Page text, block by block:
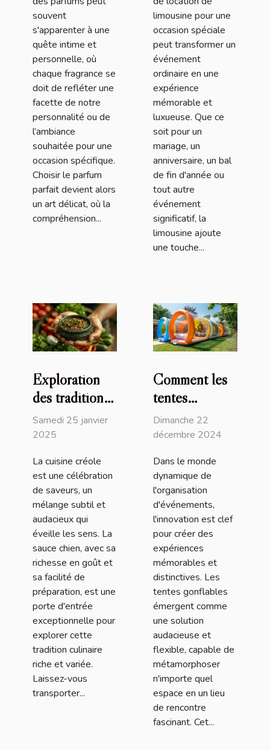
souvent
s'apparenter à une
quête intime et
personnelle, où
chaque fragrance se
doit de refléter une
facette de notre
personnalité ou de
l’ambiance
souhaitée pour une
occasion spécifique.
Choisir le parfum
parfait devient alors
un art délicat, où la
compréhension...
spécial
limousine pour une
occasion spéciale
peut transformer un
événement
ordinaire en une
expérience
mémorable et
luxueuse. Que ce
soit pour un
mariage, un
anniversaire, un bal
de fin d'année ou
tout autre
événement
significatif, la
limousine ajoute
une touche...
Exploration
des traditions
culinaires
créoles à
sauce chien
Samedi 25 janvier
2025
La cuisine créole
est une célébration
de saveurs, un
mélange subtil et
audacieux qui
éveille les sens. La
sauce chien, avec sa
richesse en goût et
sa facilité de
préparation, est une
porte d'entrée
exceptionnelle pour
explorer cette
tradition culinaire
riche et variée.
Laissez-vous
transporter...
Comment les
tentes
gonflables
peuvent
vos
événements
Dimanche 22
décembre 2024
Dans le monde
dynamique de
l'organisation
d'événements,
l'innovation est clef
pour créer des
expériences
mémorables et
distinctives. Les
tentes gonflables
émergent comme
une solution
audacieuse et
flexible, capable de
métamorphoser
n'importe quel
espace en un lieu
de rencontre
fascinant. Cet...